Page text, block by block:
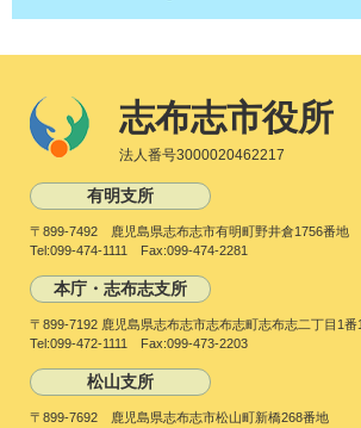
志布志市役所
法人番号3000020462217
有明支所
〒899-7492 鹿児島県志布志市有明町野井倉1756番地
Tel:099-474-1111 Fax:099-474-2281
本庁・志布志支所
〒899-7192 鹿児島県志布志市志布志町志布志二丁目1番
Tel:099-472-1111 Fax:099-473-2203
松山支所
〒899-7692 鹿児島県志布志市松山町新橋268番地